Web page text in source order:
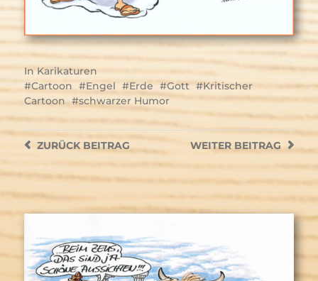
InKarikaturen
Cartoon
Engel Erde Gott
Kritischer
Cartoon
schwarzer Humor
WEITERBEITRAG
ZURÜCKBEITRAG